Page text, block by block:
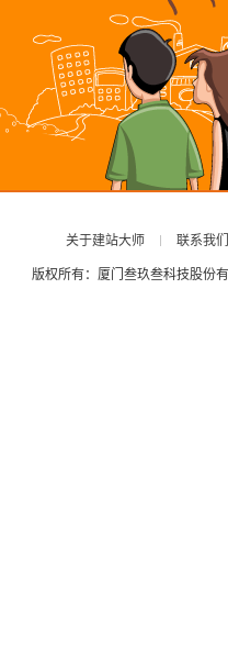
关于建站大师 联系我
版权所有：厦门叁玖叁科技股份